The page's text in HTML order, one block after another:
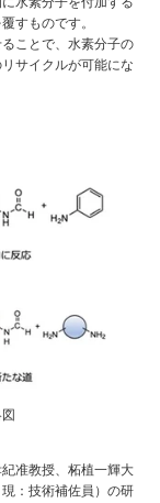
すものです。
ことで、水素分子の
サイクルが可能にな
准教授、柘植一輝大
：技術補佐員）の研